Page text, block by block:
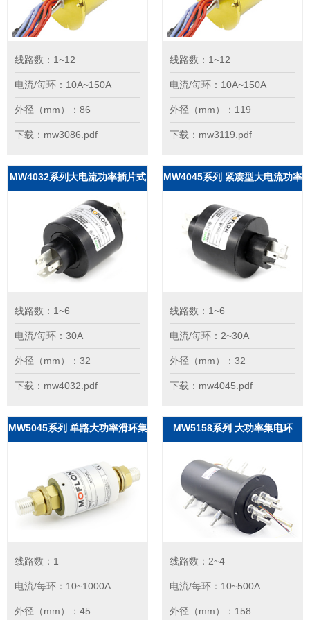
线路数：1~12
电流/每环：10A~150A
外径（mm）：86
下载：mw3086.pdf
线路数：1~12
电流/每环：10A~150A
外径（mm）：119
下载：mw3119.pdf
MW4032系列大电流功率插片式
滑环
线路数：1~6
电流/每环：30A
外径（mm）：32
下载：mw4032.pdf
MW4045系列 紧凑型大电流功率
线路数：1~6
电流/每环：2~30A
外径（mm）：32
下载：mw4045.pdf
MW5045系列 单路大功率滑环集
线路数：1
电流/每环：10~1000A
外径（mm）：45
MW5158系列 大功率集电环
线路数：2~4
电流/每环：10~500A
外径（mm）：158